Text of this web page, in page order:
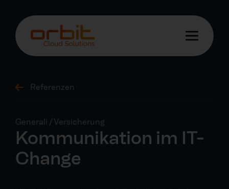
Referenzen
Generali / Versicherung
Kommunikation im IT-
Change